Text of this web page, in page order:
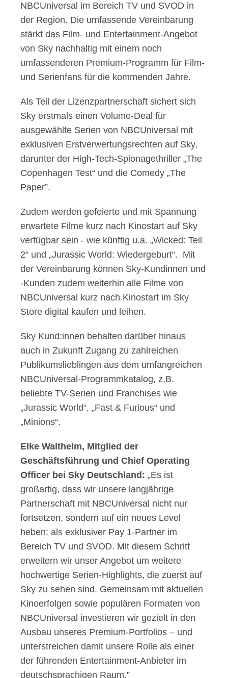
NBCUniversal im Bereich TV und SVOD in
der Region. Die umfassende Vereinbarung
stärkt das Film- und Entertainment-Angebot
von Sky nachhaltig mit einem noch
umfassenderen Premium-Programm für Film-
und Serienfans für die kommenden Jahre.
Als Teil der Lizenzpartnerschaft sichert sich
Sky erstmals einen Volume-Deal für
ausgewählte Serien von NBCUniversal mit
exklusiven Erstverwertungsrechten auf Sky,
darunter der High-Tech-Spionagethriller „The
Copenhagen Test“ und die Comedy „The
Paper”.
Zudem werden gefeierte und mit Spannung
erwartete Filme kurz nach Kinostart auf Sky
verfügbar sein - wie künftig u.a. „Wicked: Teil
2“ und „Jurassic World: Wiedergeburt“. Mit
der Vereinbarung können Sky-Kundinnen und
-Kunden zudem weiterhin alle Filme von
NBCUniversal kurz nach Kinostart im Sky
Store digital kaufen und leihen.
Sky Kund:innen behalten darüber hinaus
auch in Zukunft Zugang zu zahlreichen
Publikumslieblingen aus dem umfangreichen
NBCUniversal-Programmkatalog, z.B.
beliebte TV-Serien und Franchises wie
„Jurassic World“, „Fast & Furious“ und
„Minions“.
Elke Walthelm, Mitglied der
Geschäftsführung und Chief Operating
Officer bei Sky Deutschland: „Es ist
großartig, dass wir unsere langjährige
Partnerschaft mit NBCUniversal nicht nur
fortsetzen, sondern auf ein neues Level
heben: als exklusiver Pay 1-Partner im
Bereich TV und SVOD. Mit diesem Schritt
erweitern wir unser Angebot um weitere
hochwertige Serien-Highlights, die zuerst auf
Sky zu sehen sind. Gemeinsam mit aktuellen
Kinoerfolgen sowie populären Formaten von
NBCUniversal investieren wir gezielt in den
Ausbau unseres Premium-Portfolios – und
unterstreichen damit unsere Rolle als einer
der führenden Entertainment-Anbieter im
deutschsprachigen Raum.”